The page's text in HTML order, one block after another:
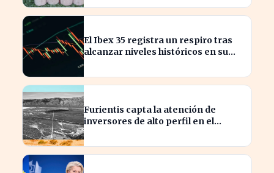
El Ibex 35 registra un respiro tras
alcanzar niveles históricos en su
Furientis capta la atención de
inversores de alto perfil en el